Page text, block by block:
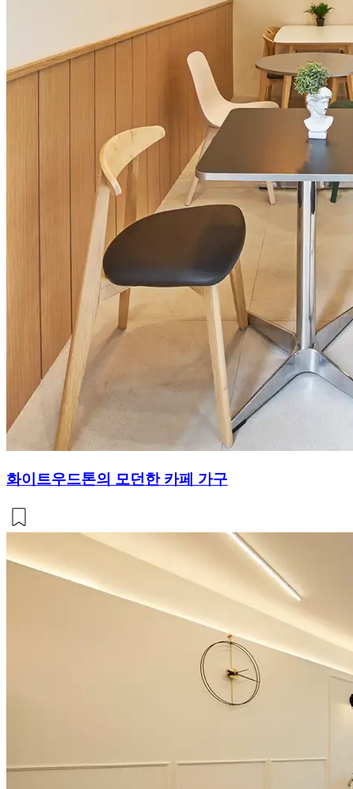
화이트우드톤의 모던한 카페 가구